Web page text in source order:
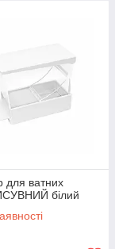
для ватних
білий